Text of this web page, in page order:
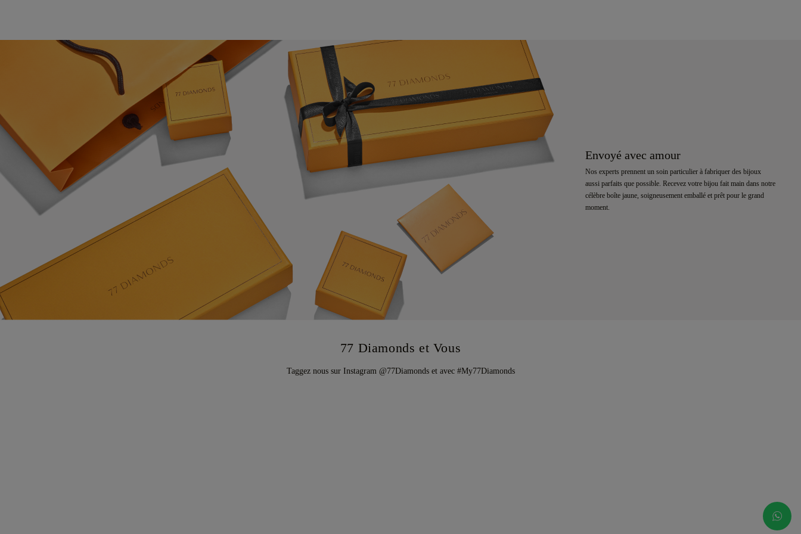
Envoyé avec amour
Nos experts prennent un soin particulier à fabriquer des bijoux
aussi parfaits que possible. Recevez votre bijou fait main dans notre
célèbre boîte jaune, soigneusement emballé et prêt pour le grand
moment.
77 Diamonds et Vous
Taggez nous sur Instagram @77Diamonds et avec #My77Diamonds